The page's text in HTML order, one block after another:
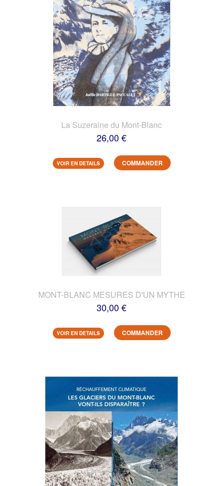
La Suzeraine du Mont-Blanc
26,00 €
VOIR EN DETAILS COMMANDER
MONT-BLANC MESURES D'UN MYTHE
30,00 €
VOIR EN DETAILS COMMANDER